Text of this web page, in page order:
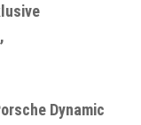
Dynamic